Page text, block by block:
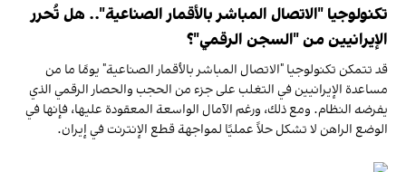
تكنولوجيا "الاتصال المباشر بالأقمار الصناعية".. هل تُحرر
الإيرانيين من "السجن الرقمي"؟
قد تتمكن تكنولوجيا "الاتصال المباشر بالأقمار الصناعية" يومًا ما من
مساعدة الإيرانيين في التغلب على جزء من الحجب والحصار الرقمي الذي
يفرضه النظام. ومع ذلك، ورغم الآمال الواسعة المعقودة عليها، فإنها في
الوضع الراهن لا تشكل حلاً عمليًا لمواجهة قطع الإنترنت في إيران.